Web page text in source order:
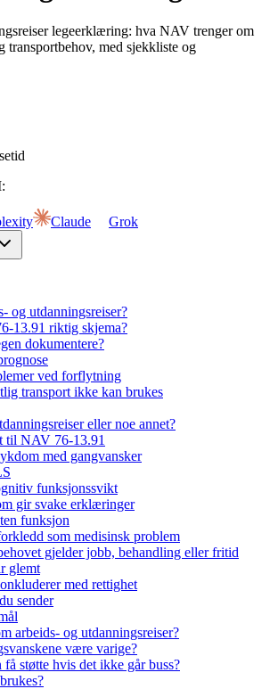
legeerklæring: hva NAV trenger om
transportbehov, med sjekkliste og
Claude Grok
og utdanningsreiser?
13.91 riktig skjema?
dokumentere?
ved forflytning
transport ikke kan brukes
eller noe annet?
til NAV 76-13.91
med gangvansker
funksjonssvikt
gir svake erklæringer
funksjon
som medisinsk problem
gjelder jobb, behandling eller fritid
glemt
med rettighet
sender
arbeids- og utdanningsreiser?
være varige?
få støtte hvis det ikke går buss?